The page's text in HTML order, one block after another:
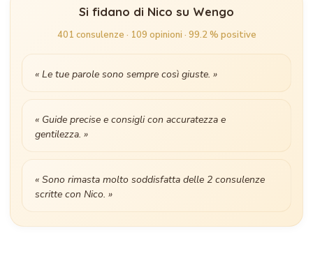
Si fidano di Nico su Wengo
401 consulenze · 109 opinioni · 99.2 % positive
« Le tue parole sono sempre così giuste. »
« Guide precise e consigli con accuratezza e
gentilezza. »
« Sono rimasta molto soddisfatta delle 2 consulenze
scritte con Nico. »